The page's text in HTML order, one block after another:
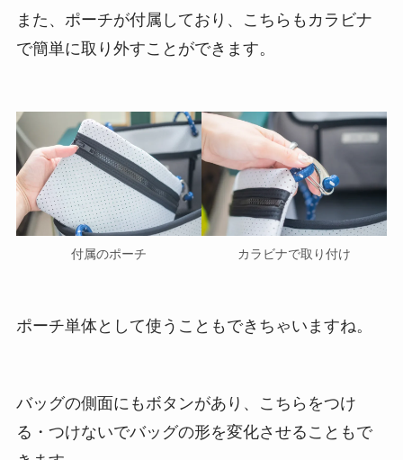
また、ポーチが付属しており、こちらもカラビナ
で簡単に取り外すことができます。
付属のポーチ カラビナで取り付け
ポーチ単体として使うこともできちゃいますね。
バッグの側面にもボタンがあり、こちらをつけ
る・つけないでバッグの形を変化させることもで